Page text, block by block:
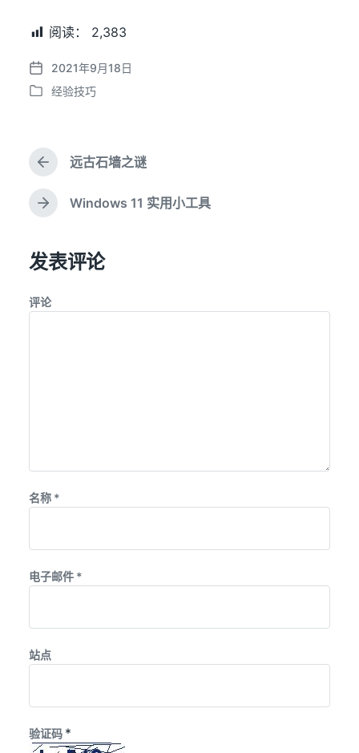
阅读： 2,383
发
布
2021年9月18日
发
经验技巧
上
篇
文
章
远古石墙之谜
下
章
：
Windows 11 实用小工具
发表评论
评论
名称 *
电子邮件 *
站点
验证码 *